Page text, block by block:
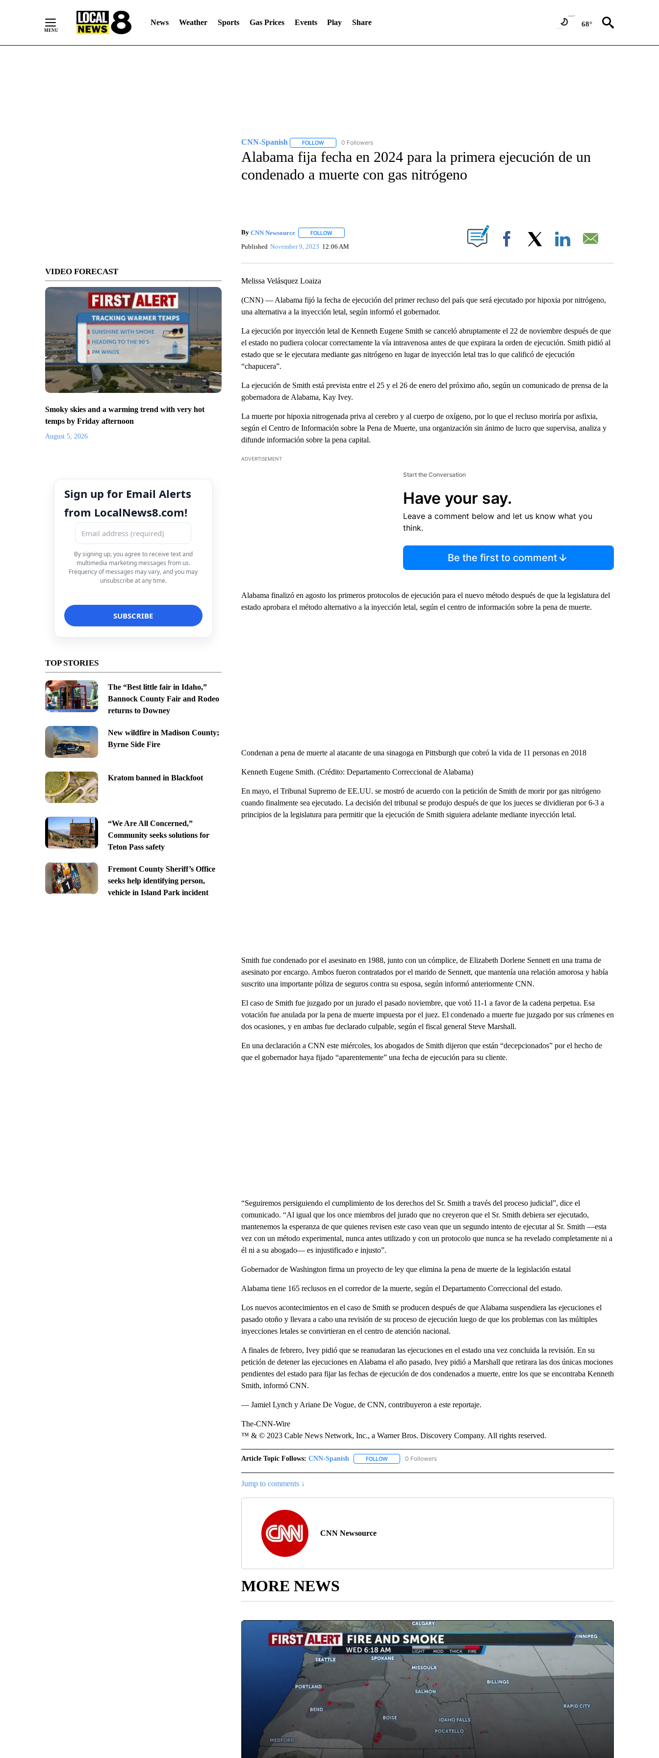
News Weather Sports Gas Prices Events Play Share 68°
VIDEO FORECAST
Smoky skies and a warming trend with very hot
temps by Friday afternoon
August 5, 2026
Sign up for Email Alerts
from LocalNews8.com!
By signing up, you agree to receive text and
multimedia marketing messages from us.
Frequency of messages may vary, and you may
unsubscribe at any time.
TOP STORIES
The “Best little fair in Idaho,”
Bannock County Fair and Rodeo
returns to Downey
New wildfire in Madison County;
Byrne Side Fire
Kratom banned in Blackfoot
“We Are All Concerned,”
Community seeks solutions for
Teton Pass safety
Fremont County Sheriff’s Office
seeks help identifying person,
vehicle in Island Park incident
CNN-Spanish FOLLOWFOLLOW "CNN-SPANISH" TO RECEIVE NOTIFICATIONS ABOUT NEW PAGES ON "CNN-SPANISH".
0 Followers
Alabama fija fecha en 2024 para la primera ejecución de un
condenado a muerte con gas nitrógeno
By CNN Newsource FOLLOWFOLLOW "" TO RECEIVE NOTIFICATIONS ABOUT NEW PAGES ON "".
Published November 9, 2023 12:06 AM Facebook
Melissa Velásquez Loaiza
(CNN) — Alabama fijó la fecha de ejecución del primer recluso del país que será ejecutado por hipoxia por nitrógeno,
una alternativa a la inyección letal, según informó el gobernador.
La ejecución por inyección letal de Kenneth Eugene Smith se canceló abruptamente el 22 de noviembre después de que
el estado no pudiera colocar correctamente la vía intravenosa antes de que expirara la orden de ejecución. Smith pidió al
estado que se le ejecutara mediante gas nitrógeno en lugar de inyección letal tras lo que calificó de ejecución
“chapucera”.
La ejecución de Smith está prevista entre el 25 y el 26 de enero del próximo año, según un comunicado de prensa de la
gobernadora de Alabama, Kay Ivey.
La muerte por hipoxia nitrogenada priva al cerebro y al cuerpo de oxígeno, por lo que el recluso moriría por asfixia,
según el Centro de Información sobre la Pena de Muerte, una organización sin ánimo de lucro que supervisa, analiza y
difunde información sobre la pena capital.
ADVERTISEMENT
Start the Conversation
Have your say.
Leave a comment below and let us know what you
think.
Be the first to comment
Alabama finalizó en agosto los primeros protocolos de ejecución para el nuevo método después de que la legislatura del
estado aprobara el método alternativo a la inyección letal, según el centro de información sobre la pena de muerte.
Condenan a pena de muerte al atacante de una sinagoga en Pittsburgh que cobró la vida de 11 personas en 2018
Kenneth Eugene Smith. (Crédito: Departamento Correccional de Alabama)
En mayo, el Tribunal Supremo de EE.UU. se mostró de acuerdo con la petición de Smith de morir por gas nitrógeno
cuando finalmente sea ejecutado. La decisión del tribunal se produjo después de que los jueces se dividieran por 6-3 a
principios de la legislatura para permitir que la ejecución de Smith siguiera adelante mediante inyección letal.
Smith fue condenado por el asesinato en 1988, junto con un cómplice, de Elizabeth Dorlene Sennett en una trama de
asesinato por encargo. Ambos fueron contratados por el marido de Sennett, que mantenía una relación amorosa y había
suscrito una importante póliza de seguros contra su esposa, según informó anteriormente CNN.
El caso de Smith fue juzgado por un jurado el pasado noviembre, que votó 11-1 a favor de la cadena perpetua. Esa
votación fue anulada por la pena de muerte impuesta por el juez. El condenado a muerte fue juzgado por sus crímenes en
dos ocasiones, y en ambas fue declarado culpable, según el fiscal general Steve Marshall.
En una declaración a CNN este miércoles, los abogados de Smith dijeron que están “decepcionados” por el hecho de
que el gobernador haya fijado “aparentemente” una fecha de ejecución para su cliente.
“Seguiremos persiguiendo el cumplimiento de los derechos del Sr. Smith a través del proceso judicial”, dice el
comunicado. “Al igual que los once miembros del jurado que no creyeron que el Sr. Smith debiera ser ejecutado,
mantenemos la esperanza de que quienes revisen este caso vean que un segundo intento de ejecutar al Sr. Smith —esta
vez con un método experimental, nunca antes utilizado y con un protocolo que nunca se ha revelado completamente ni a
él ni a su abogado— es injustificado e injusto”.
Gobernador de Washington firma un proyecto de ley que elimina la pena de muerte de la legislación estatal
Alabama tiene 165 reclusos en el corredor de la muerte, según el Departamento Correccional del estado.
Los nuevos acontecimientos en el caso de Smith se producen después de que Alabama suspendiera las ejecuciones el
pasado otoño y llevara a cabo una revisión de su proceso de ejecución luego de que los problemas con las múltiples
inyecciones letales se convirtieran en el centro de atención nacional.
A finales de febrero, Ivey pidió que se reanudaran las ejecuciones en el estado una vez concluida la revisión. En su
petición de detener las ejecuciones en Alabama el año pasado, Ivey pidió a Marshall que retirara las dos únicas mociones
pendientes del estado para fijar las fechas de ejecución de dos condenados a muerte, entre los que se encontraba Kenneth
Smith, informó CNN.
— Jamiel Lynch y Ariane De Vogue, de CNN, contribuyeron a este reportaje.
The-CNN-Wire
™ & © 2023 Cable News Network, Inc., a Warner Bros. Discovery Company. All rights reserved.
Article Topic Follows: CNN-Spanish FOLLOWFOLLOW "CNN-SPANISH" TO RECEIVE NOTIFICATIONS ABOUT NEW PAGES ON "CNN-SPANISH".
0 Followers
Jump to comments ↓
CNN Newsource
MORE NEWS